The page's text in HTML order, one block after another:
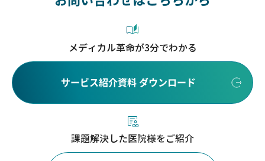
メディカル革命が3分でわかる
サービス紹介資料 ダウンロード
課題解決した医院様をご紹介